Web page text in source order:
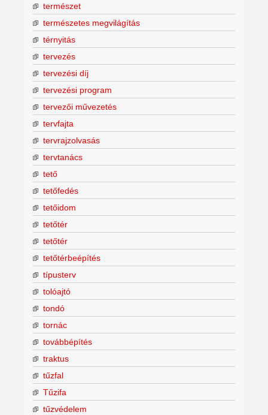
természet
természetes megvilágítás
térnyitás
tervezés
tervezési díj
tervezési program
tervezői művezetés
tervfajta
tervrajzolvasás
tervtanács
tető
tetőfedés
tetőidom
tetőtér
tetőtér
tetőtérbeépítés
típusterv
tolóajtó
tondó
tornác
továbbépítés
traktus
tűzfal
Tűzifa
tűzvédelem